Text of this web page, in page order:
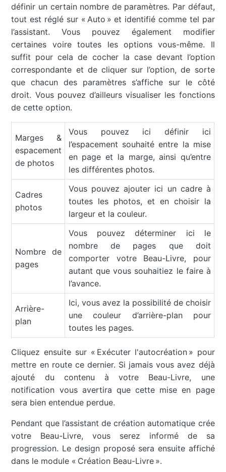
définir un certain nombre de paramètres. Par défaut,
tout est réglé sur « Auto » et identifié comme tel par
l’assistant. Vous pouvez également modifier
certaines voire toutes les options vous-même. Il
suffit pour cela de cocher la case devant l’option
correspondante et de cliquer sur l’option, de sorte
que chacun des paramètres s’affiche sur le côté
droit. Vous pouvez d’ailleurs visualiser les fonctions
de cette option.
Marges &
espacement
de photos
Vous pouvez ici définir ici
l’espacement souhaité entre la mise
en page et la marge, ainsi qu’entre
les différentes photos.
Cadres
photos
Vous pouvez ajouter ici un cadre à
toutes les photos, et en choisir la
largeur et la couleur.
Nombre de
pages
Vous pouvez déterminer ici le
nombre de pages que doit
comporter votre Beau-Livre, pour
autant que vous souhaitiez le faire à
l’avance.
Arrière-
plan
Ici, vous avez la possibilité de choisir
une couleur d’arrière-plan pour
toutes les pages.
Cliquez ensuite sur « Exécuter l'autocréation » pour
mettre en route ce dernier. Si jamais vous avez déjà
ajouté du contenu à votre Beau-Livre, une
notification vous avertira que cette mise en page
sera bien entendue perdue.
Pendant que l’assistant de création automatique crée
votre Beau-Livre, vous serez informé de sa
progression. Le design proposé sera ensuite affiché
dans le module « Création Beau-Livre ».